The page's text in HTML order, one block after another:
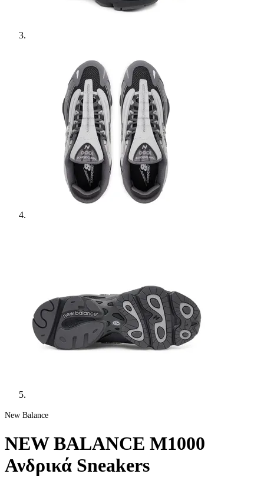
New Balance
NEW BALANCE M1000
Ανδρικά Sneakers